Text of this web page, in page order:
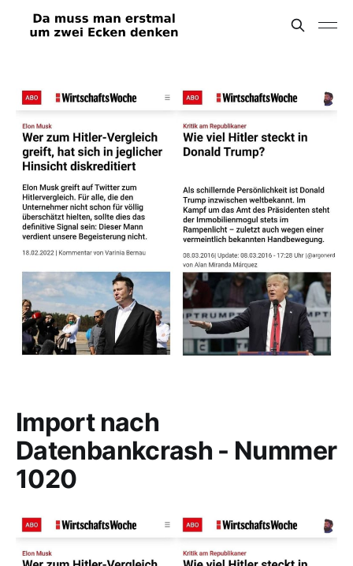
Import nach
Datenbankcrash - Nummer
1020